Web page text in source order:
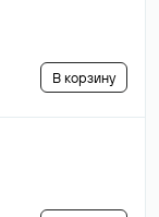
В корзину